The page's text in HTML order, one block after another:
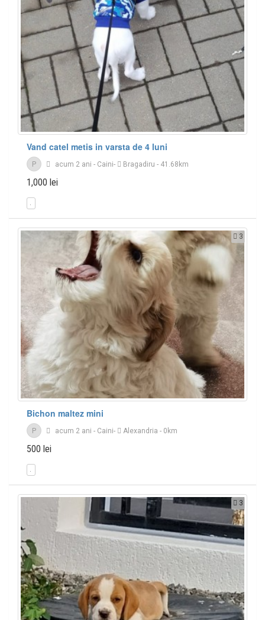
Vand catel metis in varsta de 4 luni
P acum 2 ani - Caini- Bragadiru - 41.68km
1,000 lei
3
Bichon maltez mini
P acum 2 ani - Caini- Alexandria - 0km
500 lei
3